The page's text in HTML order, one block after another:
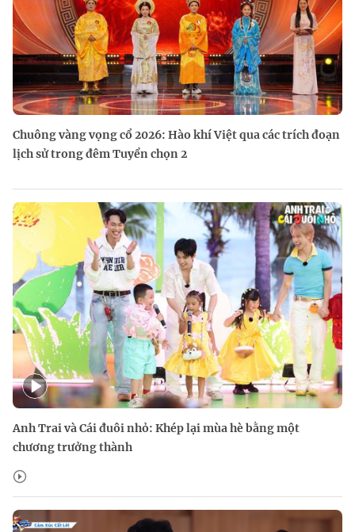
Chuông vàng vọng cổ 2026: Hào khí Việt qua các trích đoạn
lịch sử trong đêm Tuyển chọn 2
Anh Trai và Cái đuôi nhỏ: Khép lại mùa hè bằng một
chương trưởng thành